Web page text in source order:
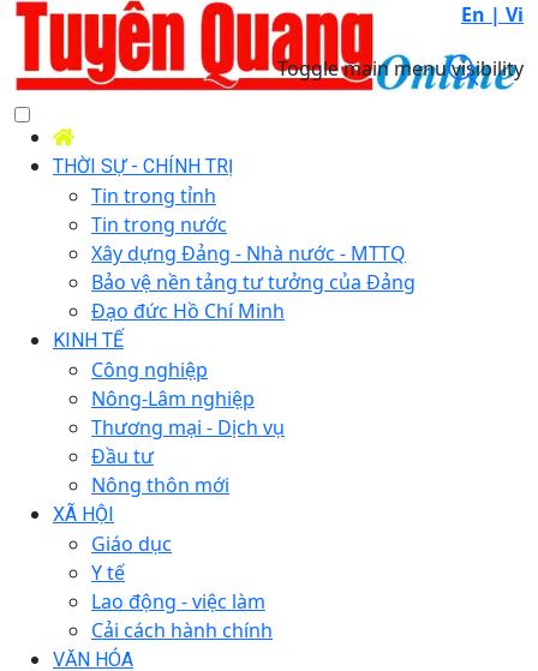
En | Vi
Toggle main menu visibility
THỜI SỰ - CHÍNH TRỊ
Tin trong tỉnh
Tin trong nước
Xây dựng Đảng - Nhà nước - MTTQ
Bảo vệ nền tảng tư tưởng của Đảng
Đạo đức Hồ Chí Minh
KINH TẾ
Công nghiệp
Nông-Lâm nghiệp
Thương mại - Dịch vụ
Đầu tư
Nông thôn mới
XÃ HỘI
Giáo dục
Y tế
Lao động - việc làm
Cải cách hành chính
VĂN HÓA